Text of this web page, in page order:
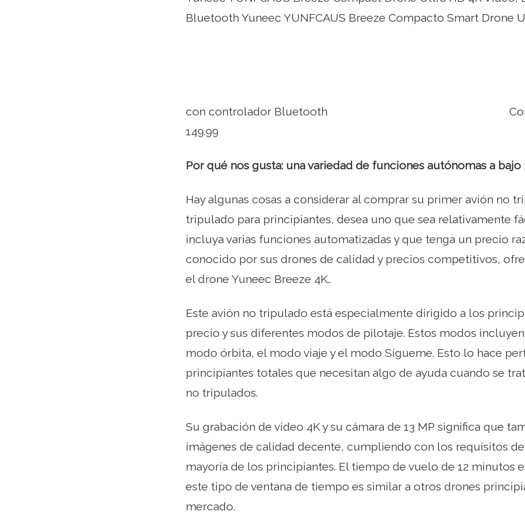
Bluetooth Yuneec YUNFCAUS Breeze Compacto Smart Drone
con controlador Bluetooth
149.99
Por qué nos gusta: una variedad de funciones autónomas a bajo
Hay algunas cosas a considerar al comprar su primer avión no
tripulado para principiantes, desea uno que sea relativamente
incluya varias funciones automatizadas y que tenga un precio
conocido por sus drones de calidad y precios competitivos,
el drone Yuneec Breeze 4K..
Este avión no tripulado está especialmente dirigido a los
precio y sus diferentes modos de pilotaje. Estos modos
modo órbita, el modo viaje y el modo Sígueme. Esto lo hace
principiantes totales que necesitan algo de ayuda cuando se
no tripulados.
Su grabación de video 4K y su cámara de 13 MP significa que
imágenes de calidad decente, cumpliendo con los requisitos
mayoría de los principiantes. El tiempo de vuelo de 12 minutos
este tipo de ventana de tiempo es similar a otros drones
mercado.